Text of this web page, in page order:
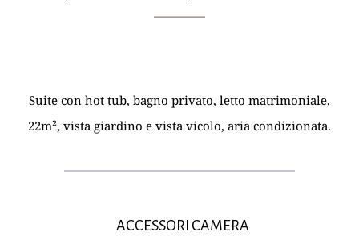
Suite con hot tub, bagno privato, letto matrimoniale,
22m², vista giardino e vista vicolo, aria condizionata.
ACCESSORI CAMERA